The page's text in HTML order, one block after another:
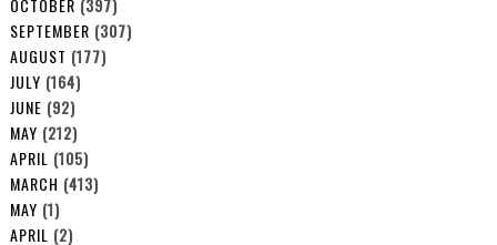
SEPTEMBER (307)
AUGUST (177)
JULY (164)
JUNE (92)
MAY (212)
APRIL (105)
MARCH (413)
MAY (1)
APRIL (2)